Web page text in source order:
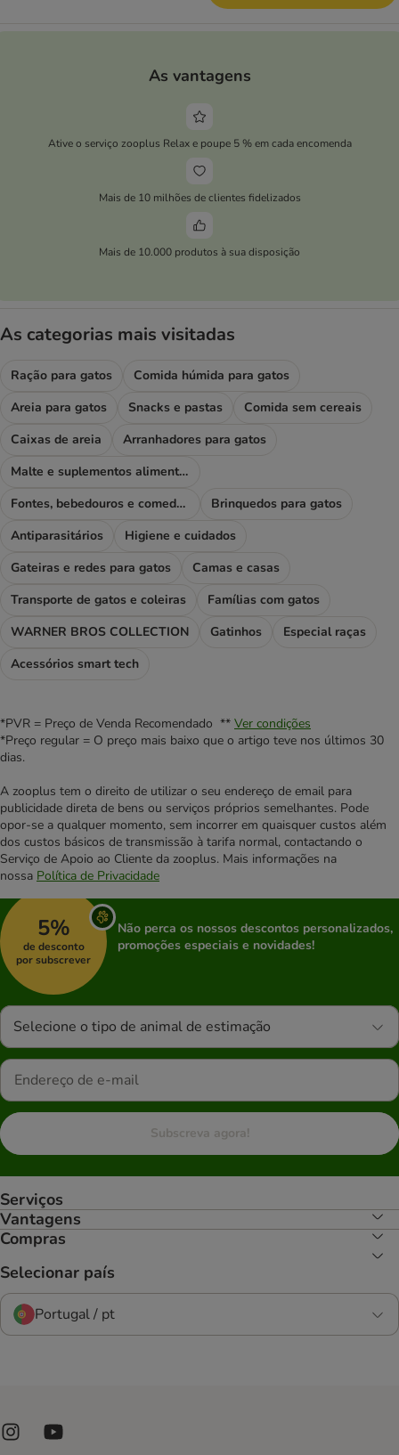
As vantagens
Ative o serviço zooplus Relax e poupe 5 % em cada encomenda
Mais de 10 milhões de clientes fidelizados
Mais de 10.000 produtos à sua disposição
As categorias mais visitadas
Ração para gatos
Comida húmida para gatos
Areia para gatos
Snacks e pastas
Comida sem cereais
Caixas de areia
Arranhadores para gatos
Malte e suplementos alimentares
Fontes, bebedouros e comedouros
Brinquedos para gatos
Antiparasitários
Higiene e cuidados
Gateiras e redes para gatos
Camas e casas
Transporte de gatos e coleiras
Famílias com gatos
WARNER BROS COLLECTION
Gatinhos
Especial raças
Acessórios smart tech
*PVR = Preço de Venda Recomendado ** Ver condições
*Preço regular = O preço mais baixo que o artigo teve nos últimos 30
dias.
A zooplus tem o direito de utilizar o seu endereço de email para
publicidade direta de bens ou serviços próprios semelhantes. Pode
opor-se a qualquer momento, sem incorrer em quaisquer custos além
dos custos básicos de transmissão à tarifa normal, contactando o
Serviço de Apoio ao Cliente da zooplus. Mais informações na
nossa Política de Privacidade
5%
de desconto
por subscrever
Não perca os nossos descontos personalizados,
promoções especiais e novidades!
Selecione o tipo de animal de estimação
Subscreva agora!
Serviços
Vantagens
Compras
Selecionar país
Portugal / pt